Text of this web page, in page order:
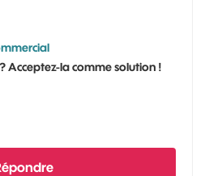
Acceptez-la comme solution !